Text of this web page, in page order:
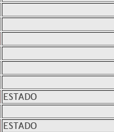
ESTADO
ESTADO